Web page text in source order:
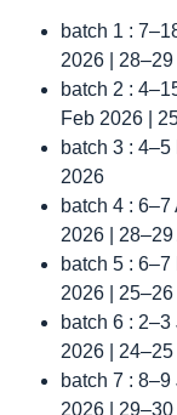
batch 1 :
2026 |
batch 2 :
Feb 2026 |
batch 3 :
2026
batch 4 :
2026 |
batch 5 :
2026 |
batch 6 :
2026 |
batch 7 :
2026 |